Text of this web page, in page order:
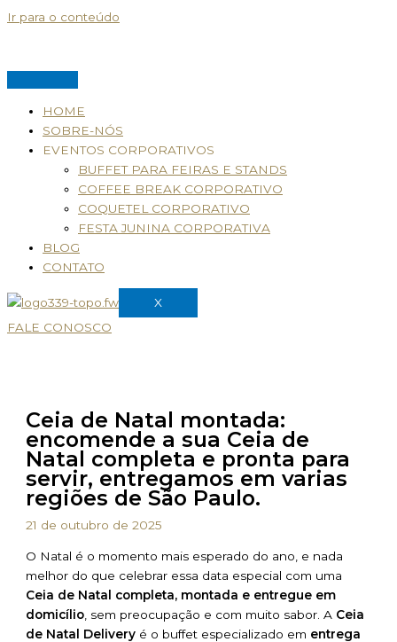
Ir para o conteúdo
HOME
SOBRE-NÓS
EVENTOS CORPORATIVOS
BUFFET PARA FEIRAS E STANDS
COFFEE BREAK CORPORATIVO
COQUETEL CORPORATIVO
FESTA JUNINA CORPORATIVA
BLOG
CONTATO
X
FALE CONOSCO
Ceia de Natal montada:
encomende a sua Ceia de
Natal completa e pronta para
servir, entregamos em varias
regiões de São Paulo.
21 de outubro de 2025
O Natal é o momento mais esperado do ano, e nada
melhor do que celebrar essa data especial com uma
Ceia de Natal completa, montada e entregue em
domicílio , sem preocupação e com muito sabor. A Ceia
de Natal Delivery é o buffet especializado em entrega